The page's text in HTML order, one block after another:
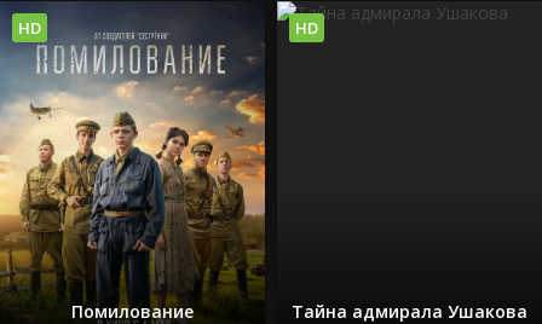
Помилование
HD
Тайна адмирала Ушакова
HD